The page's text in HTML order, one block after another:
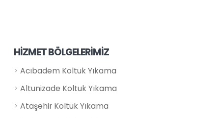
HİZMET BÖLGELERİMİZ
Acıbadem Koltuk Yıkama
Altunizade Koltuk Yıkama
Ataşehir Koltuk Yıkama